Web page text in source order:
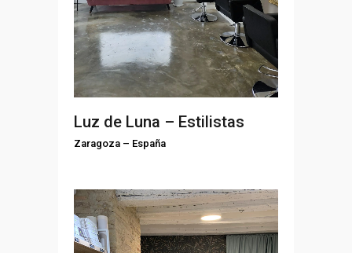
Luz de Luna – Estilistas
Zaragoza – España